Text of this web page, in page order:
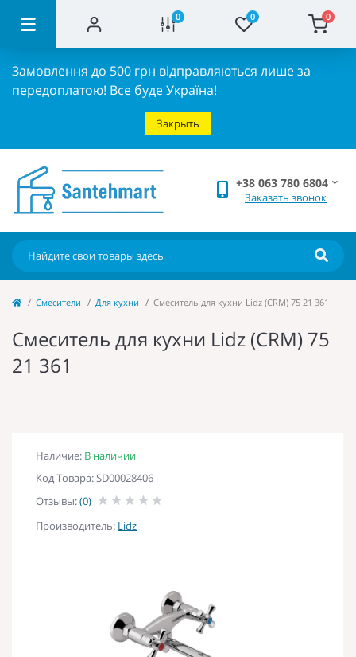
0 0 0
Замовлення до 500 грн відправляються лише за
передоплатою! Все буде Україна!
Закрыть
+38 063 780 6804
Заказать звонок
Cмесители Для кухни Смеситель для кухни Lidz (CRM) 75 21 361
Смеситель для кухни Lidz (CRM) 75
21 361
Наличие: В наличии
Код Товара: SD00028406
Отзывы:(0)
Производитель: Lidz